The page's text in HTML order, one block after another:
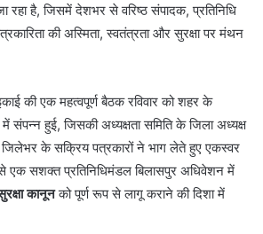
रहा है, जिसमें देशभर से वरिष्ठ संपादक, प्रतिनिधि
की अस्मिता, स्वतंत्रता और सुरक्षा पर मंथन
की एक महत्वपूर्ण बैठक रविवार को शहर के
में संपन्न हुई, जिसकी अध्यक्षता समिति के जिला अध्यक्ष
के सक्रिय पत्रकारों ने भाग लेते हुए एकस्वर
एक सशक्त प्रतिनिधिमंडल बिलासपुर अधिवेशन में
कानूनको पूर्ण रूप से लागू कराने की दिशा में